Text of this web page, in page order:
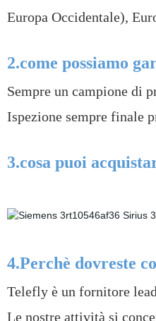
Europa Occidentale),
2.come possiamo
Sempre un campione di
Ispezione sempre finale
3.cosa puoi
4.Perchè dovreste
Telefly è un fornitore
Le nostre attività si